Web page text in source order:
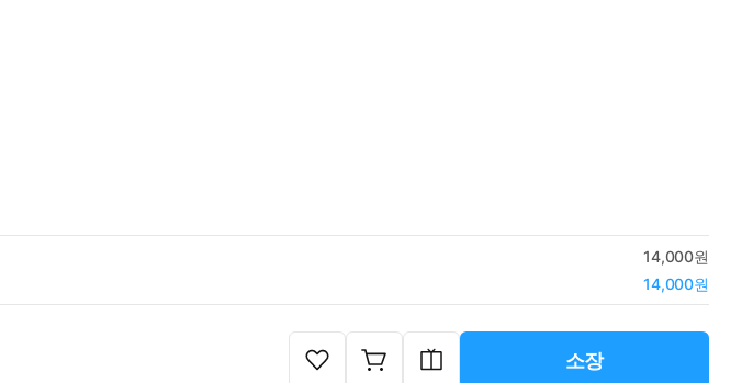
14,000원
14,000원
소장